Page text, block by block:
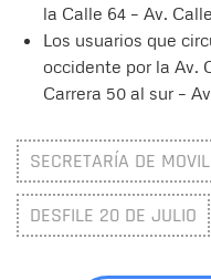
la Calle 64 – Av.
Los usuarios que
occidente por la Av.
Carrera 50 al sur –
SECRETARÍA DE
DESFILE 20 DE JULIO